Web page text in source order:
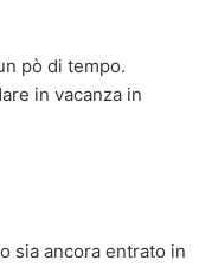
pò di tempo.
in vacanza in
sia ancora entrato in